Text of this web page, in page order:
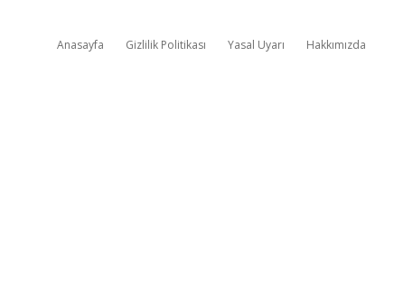
Anasayfa Gizlilik Politikası Yasal Uyarı Hakkımızda